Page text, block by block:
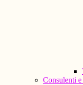
Consulenti